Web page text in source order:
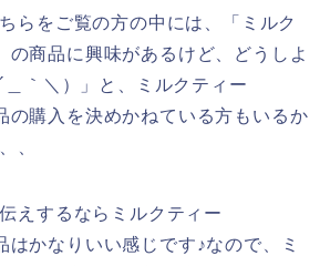
らをご覧の方の中には、「ミルク
の商品に興味があるけど、どうしよ
＿｀＼）」と、ミルクティー
の購入を決めかねている方もいるか
、
えするならミルクティー
はかなりいい感じです♪なので、ミ